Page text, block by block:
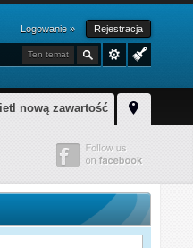
Logowanie » Rejestracja
Ten temat
nową zawartość